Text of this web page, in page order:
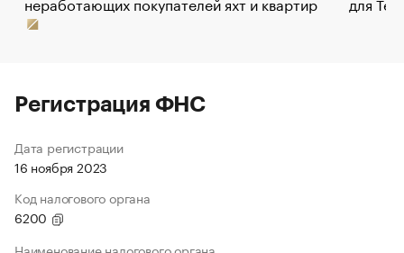
Регистрация ФНС
Дата регистрации
16 ноября 2023
Код налогового органа
6200